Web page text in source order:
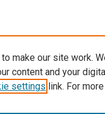
make our site work.
content and your
settings link. For